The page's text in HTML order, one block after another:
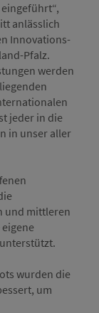
anlässlich
Innovations-
Pfalz.
werden
jeder in die
in unser aller
und mittleren
wurden die
um